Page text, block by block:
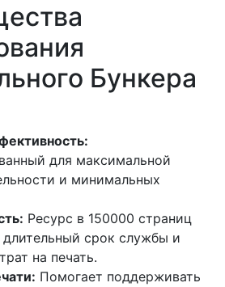
Бункера
для максимальной
и минимальных
Ресурс в 150000 страниц
длительный срок службы и
на печать.
Помогает поддерживать